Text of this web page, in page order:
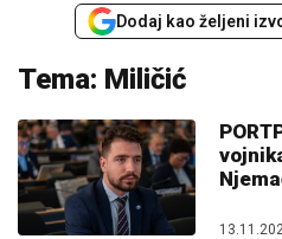
Dodaj kao željeni
Tema: Miličić